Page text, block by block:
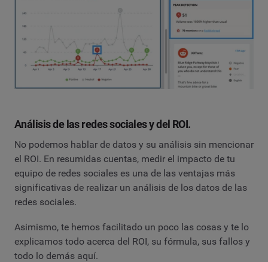
Análisis de las redes sociales y del ROI.
No podemos hablar de datos y su análisis sin mencionar
el ROI. En resumidas cuentas, medir el impacto de tu
equipo de redes sociales es una de las ventajas más
significativas de realizar un análisis de los datos de las
redes sociales.
Asimismo, te hemos facilitado un poco las cosas y te lo
explicamos todo acerca del ROI, su fórmula, sus fallos y
todo lo demás aquí.